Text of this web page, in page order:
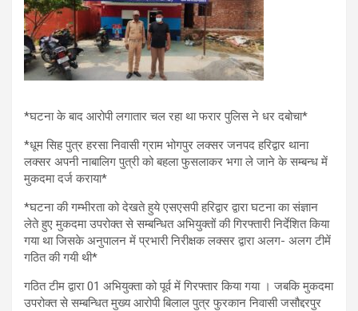
*घटना के बाद आरोपी लगातार चल रहा था फरार पुलिस ने धर दबोचा*
*धूम सिह पुत्र हरसा निवासी ग्राम भोगपुर लक्सर जनपद हरिद्वार थाना
लक्सर अपनी नाबालिग पुत्री को बहला फुसलाकर भगा ले जाने के सम्बन्ध में
मुकदमा दर्ज कराया*
*घटना की गम्भीरता को देखते हुये एसएसपी हरिद्वार द्वारा घटना का संज्ञान
लेते हुए मुकदमा उपरोक्त से सम्बन्धित अभियुक्तों की गिरफ्तारी निर्देशित किया
गया था जिसके अनुपालन में प्रभारी निरीक्षक लक्सर द्वारा अलग- अलग टीमें
गठित की गयी थी*
गठित टीम द्वारा 01 अभियुक्ता को पूर्व में गिरफ्तार किया गया । जबकि मुकदमा
उपरोक्त से सम्बन्धित मुख्य आरोपी बिलाल पुत्र फुरकान निवासी जसौद्दरपुर